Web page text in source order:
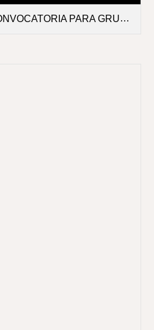
GRUPOS DE INTERÉS 2026-2027 (1).pdf